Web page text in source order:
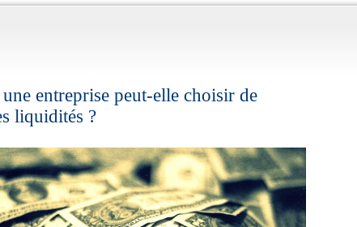
entreprise peut-elle choisir de
liquidités ?